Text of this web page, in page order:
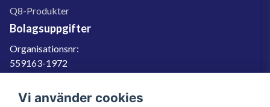
Q8-Produkter
Bolagsuppgifter
Organisationsnr:
559163-1972
SE559163197201
Vi använder cookies